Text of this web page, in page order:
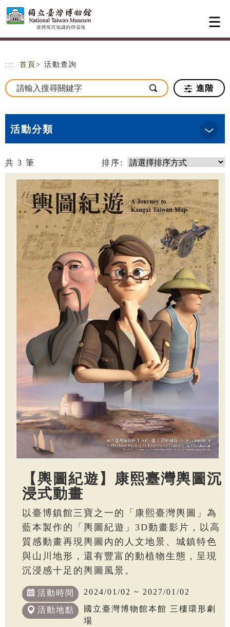
跳到主要內容
網站導覽
::: 首頁 > 活動查詢
進階
活動分類
共 3 筆 排序:
【輿圖紀遊】康熙臺灣輿圖沉
浸式動畫
以臺博鎮館三寶之一的「康熙臺灣輿圖」為
藍本製作的「輿圖紀遊」3D動畫影片，以高
質感動畫再現輿圖內的人文地景、城鎮特色
與山川地形，還有豐富的動植物生態，呈現
沉浸感十足的輿圖風景。
活動時間 2024/01/02 ~ 2027/01/02
活動地點
國立臺灣博物館本館 三樓環形劇
場